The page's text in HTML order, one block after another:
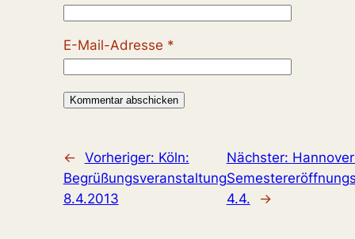
E-Mail-Adresse *
← Vorheriger: Köln:
Begrüßungsveranstaltung
8.4.2013
Nächster:
4.4.
→